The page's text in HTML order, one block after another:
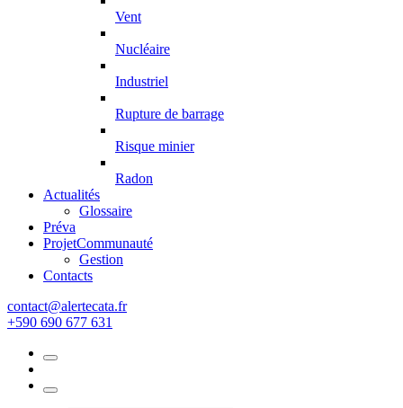
Vent
Nucléaire
Industriel
Rupture de barrage
Risque minier
Radon
Actualités
Glossaire
Préva
ProjetCommunauté
Gestion
Contacts
rf.atacetrela@tcatnoc
+590 690 677 631